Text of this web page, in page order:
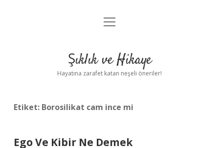
Anasayfa
Yasal Uyarı
menüyü
Şıklık ve Hikaye
Hayatına zarafet katan neşeli öneriler!
Etiket: Borosilikat cam ince mi
Ego Ve Kibir Ne Demek